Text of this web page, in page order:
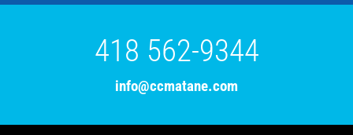
418 562-9344
info@ccmatane.com